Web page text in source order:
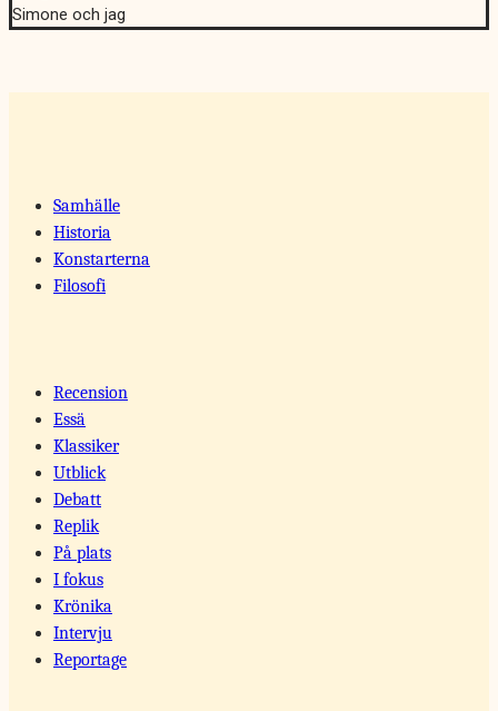
Simone och jag
Samhälle
Historia
Konstarterna
Filosofi
Recension
Essä
Klassiker
Utblick
Debatt
Replik
På plats
I fokus
Krönika
Intervju
Reportage